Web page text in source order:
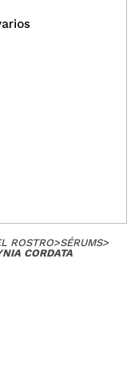
ROSTRO>SÉRUMS>
CORDATA